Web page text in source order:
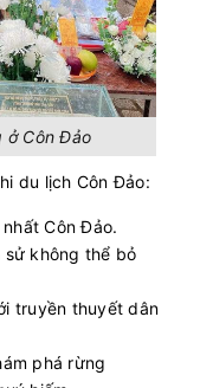
ở Côn Đảo
du lịch Côn Đảo:
Côn Đảo.
sử không thể bỏ
truyền thuyết dân
phá rừng